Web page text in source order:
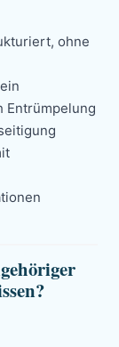
ohne
Entrümpelung